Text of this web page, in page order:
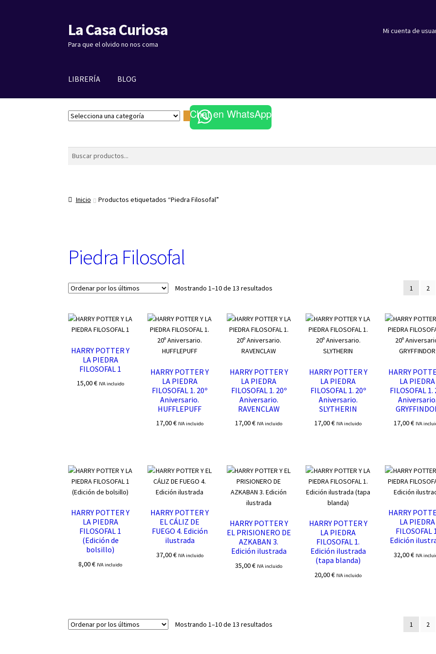
Ir
a
la
Ir
al
contenido
La Casa Curiosa
Para que el olvido no nos coma
Mi cuenta de
LIBRERÍA BLOG
S
e
n
c
a
e
r
Chat en WhatsApp
Buscar
Inicio Productos etiquetados “Piedra Filosofal”
Piedra Filosofal
Mostrando 1–10 de 13 resultados
últimos
1 2
HARRY POTTER Y
LA PIEDRA
FILOSOFAL 1
15,00€ IVA incluido
HARRY POTTER Y
LA PIEDRA
FILOSOFAL 1. 20º
Aniversario.
HUFFLEPUFF
17,00€ IVA incluido
HARRY POTTER Y
LA PIEDRA
FILOSOFAL 1. 20º
Aniversario.
RAVENCLAW
17,00€ IVA incluido
HARRY POTTER Y
LA PIEDRA
FILOSOFAL 1. 20º
Aniversario.
SLYTHERIN
17,00€ IVA incluido
HARRY
LA PIEDRA
FILOSOFAL 1.
Aniversario.
17,00€ IVA
HARRY POTTER Y
LA PIEDRA
FILOSOFAL 1
(Edición de
bolsillo)
8,00€ IVA incluido
HARRY POTTER Y
EL CÁLIZ DE
FUEGO 4. Edición
ilustrada
37,00€ IVA incluido
HARRY POTTER Y
EL PRISIONERO DE
AZKABAN 3.
Edición ilustrada
35,00€ IVA incluido
HARRY POTTER Y
LA PIEDRA
FILOSOFAL 1.
Edición ilustrada
(tapa blanda)
20,00€ IVA incluido
HARRY
LA PIEDRA
FILOSOFAL
Edición
32,00€ IVA
Mostrando 1–10 de 13 resultados 1 2